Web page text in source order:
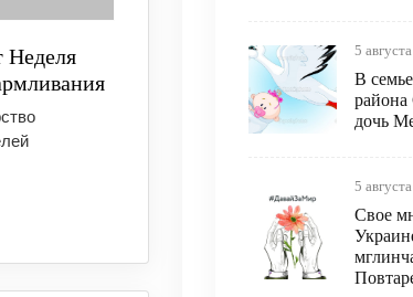
Неделя
5
В
района
дочь
5
Свое